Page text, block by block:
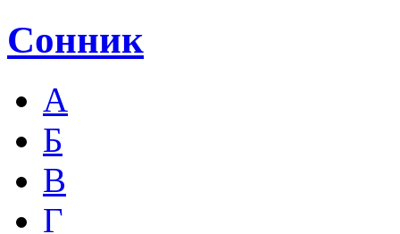
Сонник
А
Б
В
Г